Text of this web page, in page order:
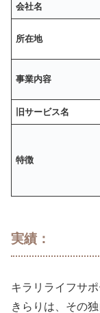
会社名
所在地
事業内容
旧サービス名
特徴
実績：
キラリライフサ
きらりは、その